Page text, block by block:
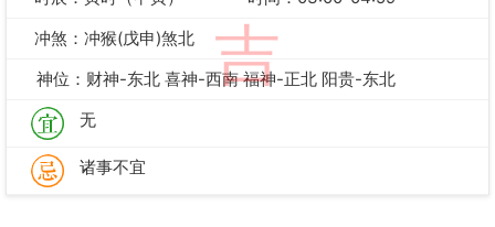
吉
冲煞：冲猴(戊申)煞北
神位：财神-东北 喜神-西南 福神-正北 阳贵-东北
无
诸事不宜